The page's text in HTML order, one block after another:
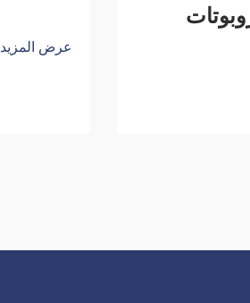
عرض المزيد